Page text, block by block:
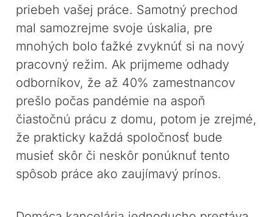
priebeh vašej práce. Samotný prechod
mal samozrejme svoje úskalia, pre
mnohých bolo ťažké zvyknúť si na nový
pracovný režim. Ak prijmeme odhady
odborníkov, že až 40% zamestnancov
prešlo počas pandémie na aspoň
čiastočnú prácu z domu, potom je zrejmé,
že prakticky každá spoločnosť bude
musieť skôr či neskôr ponúknuť tento
spôsob práce ako zaujímavý prínos.